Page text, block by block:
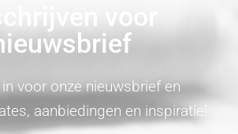
voor
voor onze nieuwsbrief en
aanbiedingen en inspiratie!